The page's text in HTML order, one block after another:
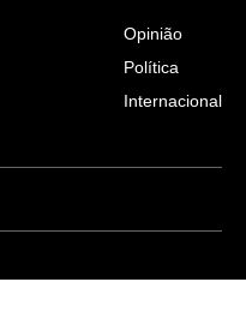
Opinião
Política
Internacional